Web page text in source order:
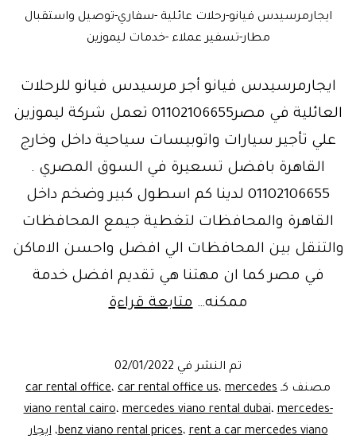
ايجارمرسيدس فيانو-رحلات عائلية -سفاري-توصيل واستقبال
مطار-تسفير عملاء -خدمات ليموزين
ايجارمرسيدس فيانو أجر مرسيدس فيانو للرحلات
العائلية في مصر01102106655 تعمل شركة ليموزين
علي تأجير سيارات واتوبيسات سياحية داخل وخارج
القاهرة بافضل تسعيرة في السوق المصري .
01102106655 لدينا كم اسطول كبير وضخم داخل
القاهرة والمحافظات لتغطية جيمع المحافظات
والتنقل بين المحافظات الي افضل واحسن الاماكن
في مصر كما ان مهتنا هي تقديم افضل خدمة
ممكنه…متابعة قراءةمرسيدس
للرحلات
العائلية
تم النشر في 02/01/2022
مصنف كـ
car rental office، car rental office us، mercedes
viano rental cairo،mercedes viano rental dubai،mercedes-
benz viano rental prices،rent a car mercedes viano ،ايجار